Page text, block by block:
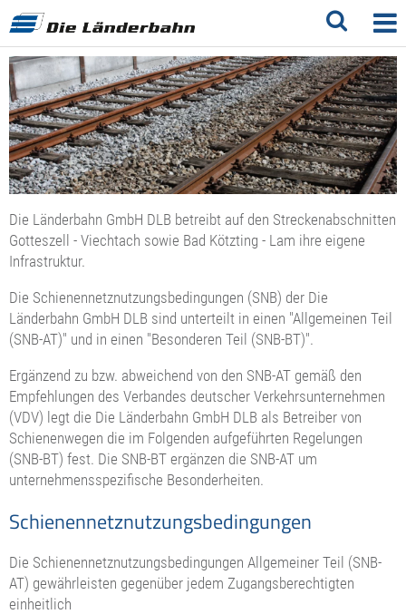
Die Länderbahn GmbH DLB betreibt auf den Streckenabschnitten
Gotteszell - Viechtach sowie Bad Kötzting - Lam ihre eigene
Infrastruktur.
Die Schienennetznutzungsbedingungen (SNB) der Die
Länderbahn GmbH DLB sind unterteilt in einen "Allgemeinen Teil
(SNB-AT)" und in einen "Besonderen Teil (SNB-BT)".
Ergänzend zu bzw. abweichend von den SNB-AT gemäß den
Empfehlungen des Verbandes deutscher Verkehrsunternehmen
(VDV) legt die Die Länderbahn GmbH DLB als Betreiber von
Schienenwegen die im Folgenden aufgeführten Regelungen
(SNB-BT) fest. Die SNB-BT ergänzen die SNB-AT um
unternehmensspezifische Besonderheiten.
Schienennetznutzungsbedingungen
Die Schienennetznutzungsbedingungen Allgemeiner Teil (SNB-
AT) gewährleisten gegenüber jedem Zugangsberechtigten
einheitlich